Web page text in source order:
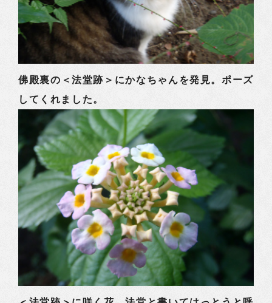
佛殿裏の＜法堂跡＞にかなちゃんを発見。ポーズ
してくれました。